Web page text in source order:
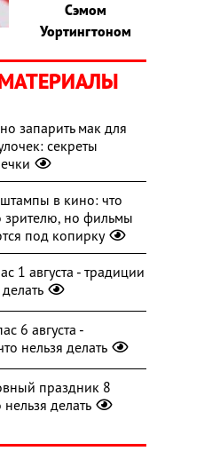
Сэмом
Уортингтоном
запарить мак для
секреты
в кино: что
зрителю, но фильмы
под копирку
1 августа - традиции
6 августа -
нельзя делать
праздник 8
нельзя делать